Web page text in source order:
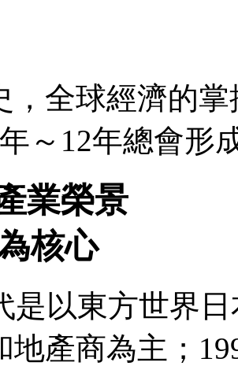
，全球經濟的
～12年總會形
業榮景
核心
是以東方世界
地產商為主；